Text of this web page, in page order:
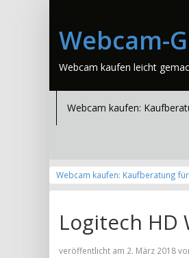
Webcam-
Webcam kaufen leicht
Webcam kaufen:
Webcam kaufen: Kaufberatung
Logitech HD
veröffentlicht am 2. März 2018